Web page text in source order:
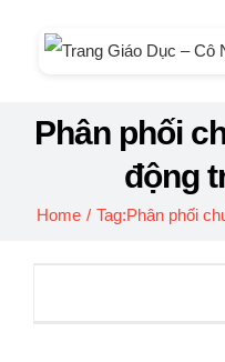
Phân phối
động
Home / Tag:Phân phối